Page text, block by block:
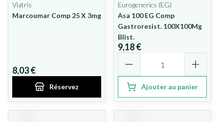
Viatris
Marcoumar Comp 25 X 3mg
8,03 €
Réservez
Eurogenerics (EG)
Asa 100 EG Comp
Gastroresist. 100X100Mg
Blist.
9,18 €
Ajouter au panier